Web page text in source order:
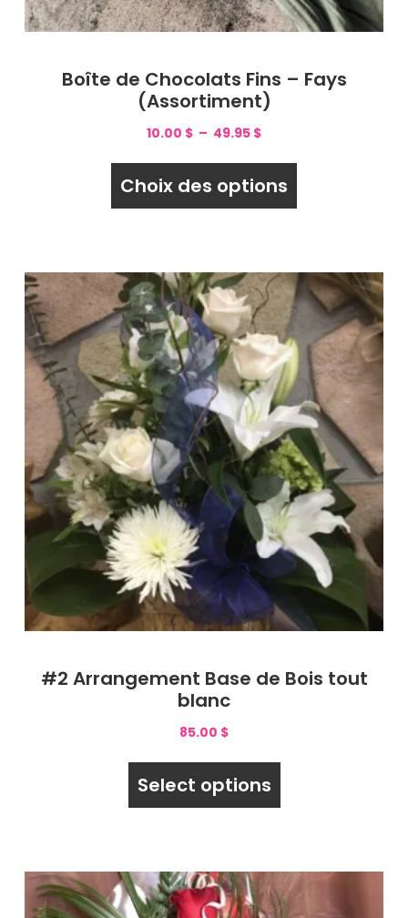
Boîte de Chocolats Fins – Fays
(Assortiment)
10.00 $ – 49.95 $
Choix des options
#2 Arrangement Base de Bois tout
blanc
85.00 $
Select options